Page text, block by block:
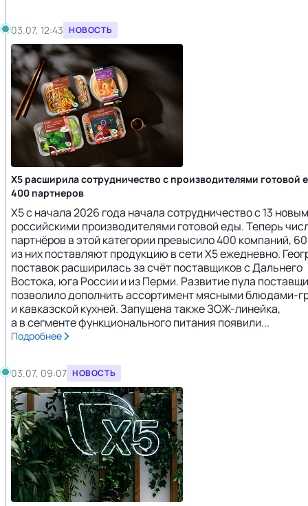
03.07, 12:43 НОВОСТЬ
Х5 расширила сотрудничество с производителями готовой
400 партнеров
Х5 с начала 2026 года начала сотрудничество с 13
российскими производителями готовой еды. Теперь
партнёров в этой категории превысило 400 компаний,
из них поставляют продукцию в сети Х5 ежедневно.
поставок расширилась за счёт поставщиков с Дальнего
Востока, юга России и из Перми. Развитие пула
позволило дополнить ассортимент мясными блюдами-
и кавказской кухней. Запущена также ЗОЖ-линейка,
а в сегменте функционального питания появили...
Подробнее
03.07, 09:07 НОВОСТЬ